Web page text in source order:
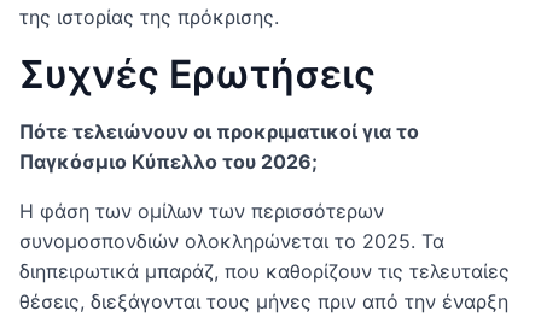
της ιστορίας της πρόκρισης.
Συχνές Ερωτήσεις
Πότε τελειώνουν οι προκριματικοί για το
Παγκόσμιο Κύπελλο του 2026;
Η φάση των ομίλων των περισσότερων
συνομοσπονδιών ολοκληρώνεται το 2025. Τα
διηπειρωτικά μπαράζ, που καθορίζουν τις τελευταίες
θέσεις, διεξάγονται τους μήνες πριν από την έναρξη